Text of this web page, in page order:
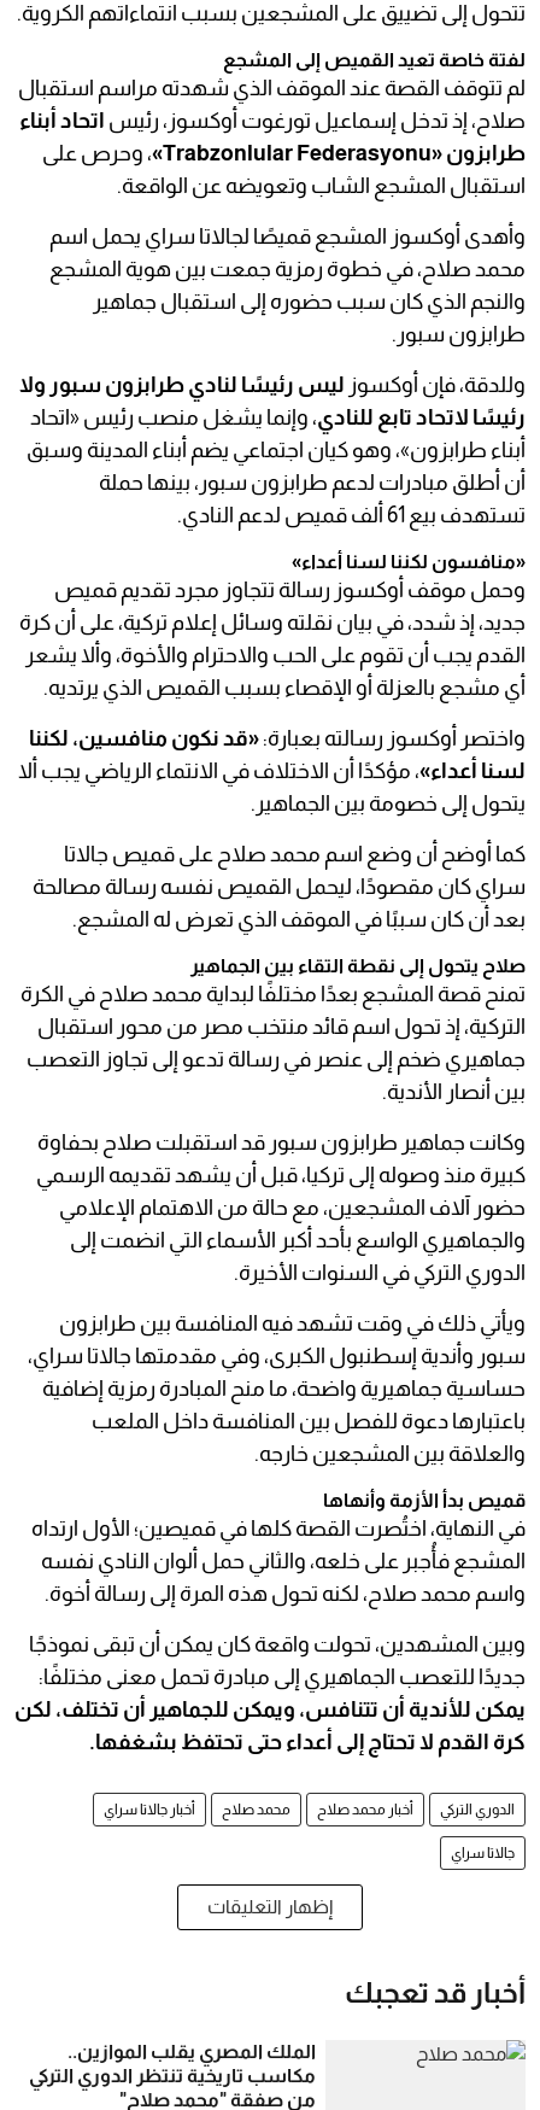
تتحول إلى تضييق على المشجعين بسبب انتماءاتهم الكروية.
لفتة خاصة تعيد القميص إلى المشجع
لم تتوقف القصة عند الموقف الذي شهدته مراسم استقبال
صلاح، إذ تدخل إسماعيل تورغوت أوكسوز، رئيس اتحاد أبناء
طرابزون «Trabzonlular Federasyonu»
، وحرص على
استقبال المشجع الشاب وتعويضه عن الواقعة.
وأهدى أوكسوز المشجع قميصًا لجالاتا سراي يحمل اسم
محمد صلاح، في خطوة رمزية جمعت بين هوية المشجع
والنجم الذي كان سبب حضوره إلى استقبال جماهير
طرابزون سبور.
وللدقة، فإن أوكسوز ليس رئيسًا لنادي طرابزون سبور ولا
رئيسًا لاتحاد تابع للنادي، وإنما يشغل منصب رئيس «اتحاد
أبناء طرابزون»، وهو كيان اجتماعي يضم أبناء المدينة وسبق
أن أطلق مبادرات لدعم طرابزون سبور، بينها حملة
تستهدف بيع 61 ألف قميص لدعم النادي.
«منافسون لكننا لسنا أعداء»
وحمل موقف أوكسوز رسالة تتجاوز مجرد تقديم قميص
جديد، إذ شدد، في بيان نقلته وسائل إعلام تركية، على أن كرة
القدم يجب أن تقوم على الحب والاحترام والأخوة، وألا يشعر
أي مشجع بالعزلة أو الإقصاء بسبب القميص الذي يرتديه.
واختصر أوكسوز رسالته بعبارة: «قد نكون منافسين، لكننا
لسنا أعداء»، مؤكدًا أن الاختلاف في الانتماء الرياضي يجب ألا
يتحول إلى خصومة بين الجماهير.
كما أوضح أن وضع اسم محمد صلاح على قميص جالاتا
سراي كان مقصودًا، ليحمل القميص نفسه رسالة مصالحة
بعد أن كان سببًا في الموقف الذي تعرض له المشجع.
صلاح يتحول إلى نقطة التقاء بين الجماهير
تمنح قصة المشجع بعدًا مختلفًا لبداية محمد صلاح في الكرة
التركية، إذ تحول اسم قائد منتخب مصر من محور استقبال
جماهيري ضخم إلى عنصر في رسالة تدعو إلى تجاوز التعصب
بين أنصار الأندية.
وكانت جماهير طرابزون سبور قد استقبلت صلاح بحفاوة
كبيرة منذ وصوله إلى تركيا، قبل أن يشهد تقديمه الرسمي
حضور آلاف المشجعين، مع حالة من الاهتمام الإعلامي
والجماهيري الواسع بأحد أكبر الأسماء التي انضمت إلى
الدوري التركي في السنوات الأخيرة.
ويأتي ذلك في وقت تشهد فيه المنافسة بين طرابزون
سبور وأندية إسطنبول الكبرى، وفي مقدمتها جالاتا سراي،
حساسية جماهيرية واضحة، ما منح المبادرة رمزية إضافية
باعتبارها دعوة للفصل بين المنافسة داخل الملعب
والعلاقة بين المشجعين خارجه.
قميص بدأ الأزمة وأنهاها
في النهاية، اختُصرت القصة كلها في قميصين؛ الأول ارتداه
المشجع فأُجبر على خلعه، والثاني حمل ألوان النادي نفسه
واسم محمد صلاح، لكنه تحول هذه المرة إلى رسالة أخوة.
وبين المشهدين، تحولت واقعة كان يمكن أن تبقى نموذجًا
جديدًا للتعصب الجماهيري إلى مبادرة تحمل معنى مختلفًا:
يمكن للأندية أن تتنافس، ويمكن للجماهير أن تختلف، لكن
كرة القدم لا تحتاج إلى أعداء حتى تحتفظ بشغفها.
الدوري التركي أخبار محمد صلاح محمد صلاح أخبار جالاتا سراي
جالاتا سراي
إظهار التعليقات
أخبار قد تعجبك
الملك المصري يقلب الموازين..
مكاسب تاريخية تنتظر الدوري التركي
من صفقة "محمد صلاح"